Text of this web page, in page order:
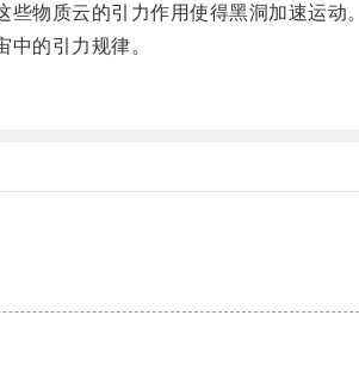
物质云的引力作用使得黑洞加速运动。
的引力规律。